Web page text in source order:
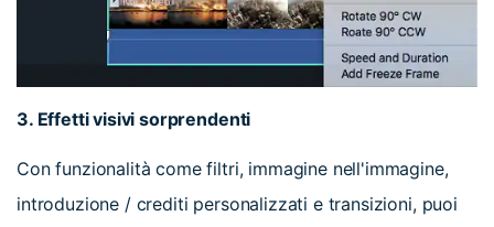
3. Effetti visivi sorprendenti
Con funzionalità come filtri, immagine nell'immagine,
introduzione / crediti personalizzati e transizioni, puoi